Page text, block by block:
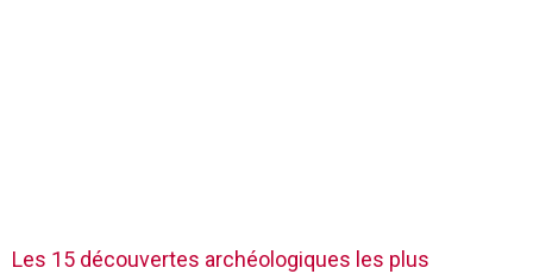
Les 15 découvertes archéologiques les plus